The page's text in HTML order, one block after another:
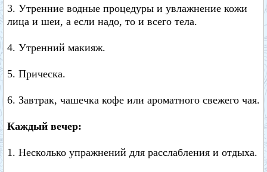
3. Утренние водные процедуры и увлажнение кожи
лица и шеи, а если надо, то и всего тела.
4. Утренний макияж.
5. Прическа.
6. Завтрак, чашечка кофе или ароматного свежего чая.
Каждый вечер:
1. Несколько упражнений для расслабления и отдыха.